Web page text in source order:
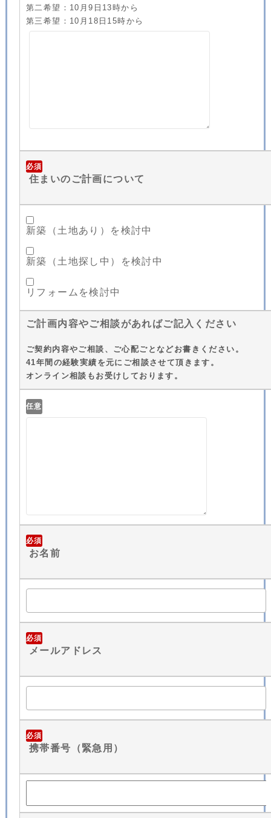
第二希望：10月9日13時から
第三希望：10月18日15時から
必須
住まいのご計画について
新築（土地あり）を検討中
新築（土地探し中）を検討中
リフォームを検討中
ご計画内容やご相談があればご記入ください
ご契約内容やご相談、ご心配ごとなどお書きください。
41年間の経験実績を元にご相談させて頂きます。
オンライン相談もお受けしております。
任意
必須
お名前
必須
メールアドレス
必須
携帯番号（緊急用）